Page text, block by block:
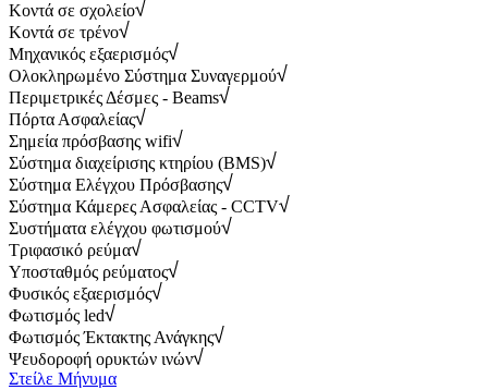
Κοντά σε σχολείο
Κοντά σε τρένο
Μηχανικός εξαερισμός
Ολοκληρωμένο Σύστημα Συναγερμού
Περιμετρικές Δέσμες - Beams
Πόρτα Ασφαλείας
Σημεία πρόσβασης wifi
Σύστημα διαχείρισης κτηρίου (BMS)
Σύστημα Ελέγχου Πρόσβασης
Σύστημα Κάμερες Ασφαλείας - CCTV
Συστήματα ελέγχου φωτισμού
Τριφασικό ρεύμα
Υποσταθμός ρεύματος
Φυσικός εξαερισμός
Φωτισμός led
Φωτισμός Έκτακτης Ανάγκης
Ψευδοροφή ορυκτών ινών
Στείλε Μήνυμα